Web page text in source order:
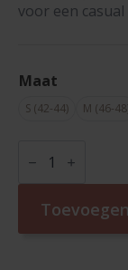
voor een
Maat
S (42-44) M (46-
Carmakoma
shirt
amour
groen
aantal